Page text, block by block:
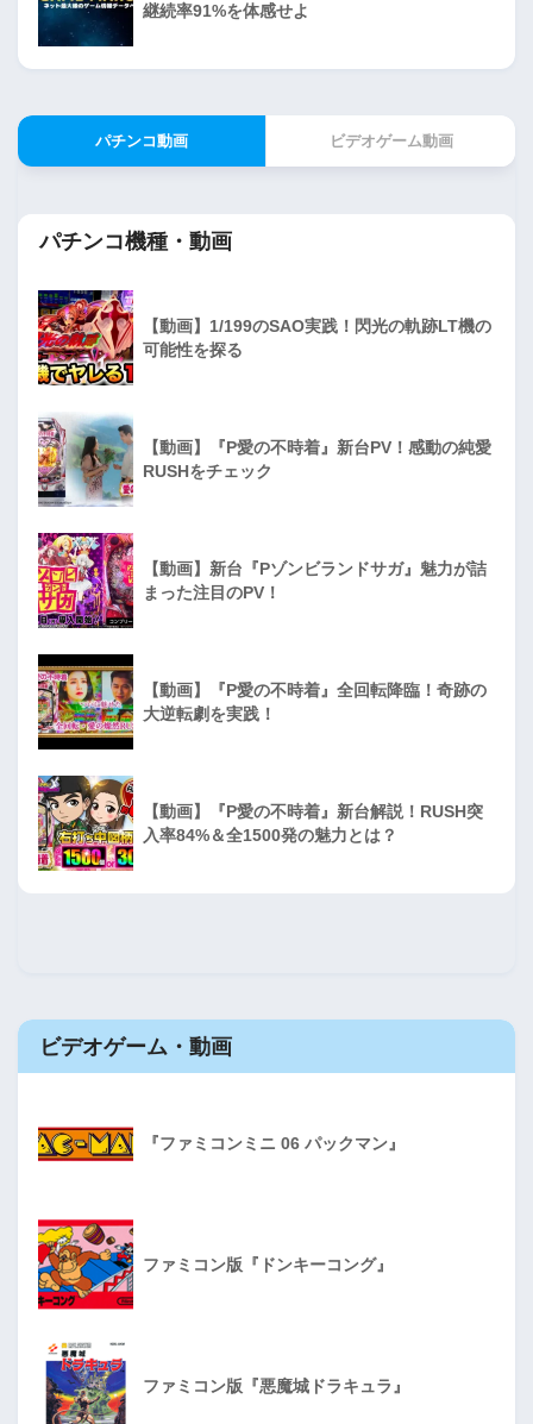
継続率91%を体感せよ
パチンコ動画 ビデオゲーム動画
パチンコ機種・動画
【動画】1/199のSAO実践！閃光の軌跡LT機の
可能性を探る
【動画】『P愛の不時着』新台PV！感動の純愛
RUSHをチェック
【動画】新台『Pゾンビランドサガ』魅力が詰
まった注目のPV！
【動画】『P愛の不時着』全回転降臨！奇跡の
大逆転劇を実践！
【動画】『P愛の不時着』新台解説！RUSH突
入率84%＆全1500発の魅力とは？
ビデオゲーム・動画
『ファミコンミニ 06 パックマン』
ファミコン版『ドンキーコング』
ファミコン版『悪魔城ドラキュラ』